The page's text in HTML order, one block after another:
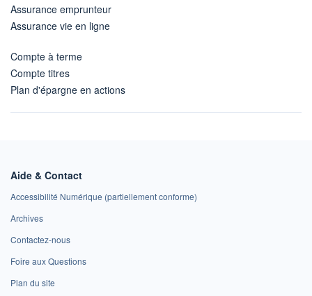
Assurance emprunteur
Assurance vie en ligne
Compte à terme
Compte titres
Plan d'épargne en actions
Aide & Contact
Accessibilité Numérique (partiellement conforme)
Archives
Contactez-nous
Foire aux Questions
Plan du site